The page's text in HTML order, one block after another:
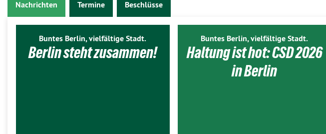
Nachrichten Termine Beschlüsse
Buntes Berlin, vielfältige Stadt.
Berlin steht zusammen!
Buntes Berlin, vielfältige Stadt.
Haltung ist hot: CSD 2026
in Berlin